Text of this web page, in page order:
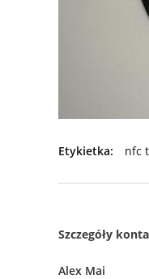
Etykietka: nfc
Szczegóły
Alex Mai